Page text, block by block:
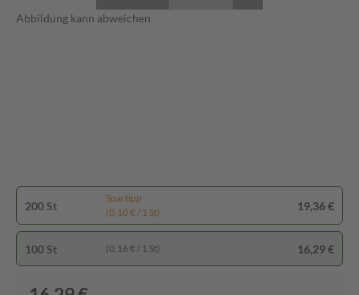
Abbildung kann abweichen
200 St
Spartipp
(0,10 € / 1 St)
19,36 €
100 St (0,16 € / 1 St) 16,29 €